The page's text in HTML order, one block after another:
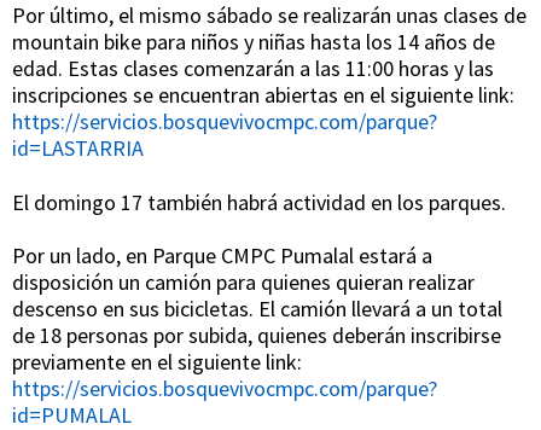
Por último, el mismo sábado se realizarán unas clases de
mountain bike para niños y niñas hasta los 14 años de
edad. Estas clases comenzarán a las 11:00 horas y las
inscripciones se encuentran abiertas en el siguiente link:
https://servicios.bosquevivocmpc.com/parque?
id=LASTARRIA
El domingo 17 también habrá actividad en los parques.
Por un lado, en Parque CMPC Pumalal estará a
disposición un camión para quienes quieran realizar
descenso en sus bicicletas. El camión llevará a un total
de 18 personas por subida, quienes deberán inscribirse
previamente en el siguiente link:
https://servicios.bosquevivocmpc.com/parque?
id=PUMALAL